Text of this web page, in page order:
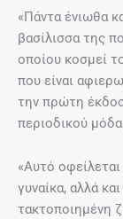
«Πάντα ένιωθα
βασίλισσα της
οποίου κοσμεί
που είναι
την πρώτη
περιοδικού
«Αυτό
γυναίκα, αλλά
τακτοποιημένη